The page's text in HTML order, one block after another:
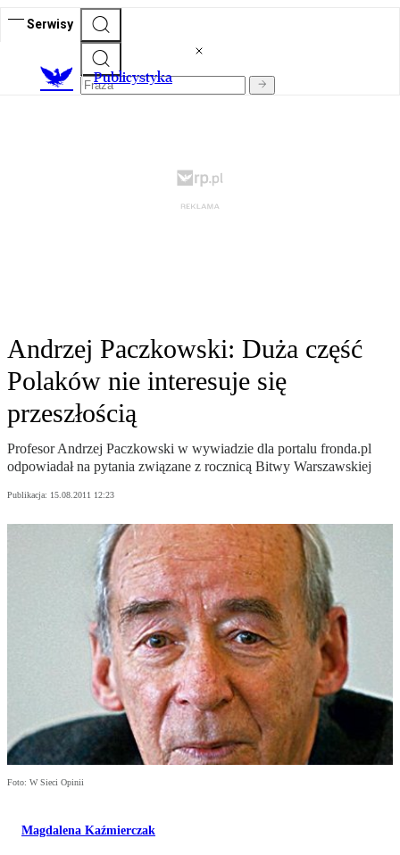
Serwisy
Publicystyka
Andrzej Paczkowski: Duża część
Polaków nie interesuje się
przeszłością
Profesor Andrzej Paczkowski w wywiadzie dla portalu fronda.pl
odpowiadał na pytania związane z rocznicą Bitwy Warszawskiej
Publikacja: 15.08.2011 12:23
Foto: W Sieci Opinii
Magdalena Kaźmierczak